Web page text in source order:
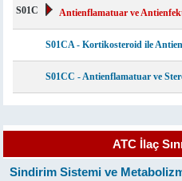
S01C Antienflamatuar ve
S01CA - Kortikosteroid ile
S01CC - Antienflamatuar ve
ATC İlaç
Sindirim Sistemi ve